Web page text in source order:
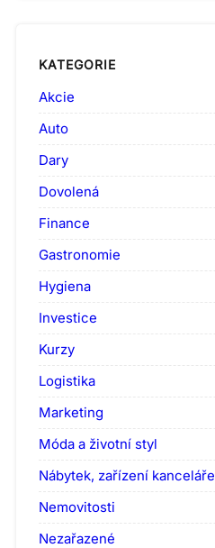
KATEGORIE
Akcie
Auto
Dary
Dovolená
Finance
Gastronomie
Hygiena
Investice
Kurzy
Logistika
Marketing
Móda a životní styl
Nábytek, zařízení kanceláře
Nemovitosti
Nezařazené